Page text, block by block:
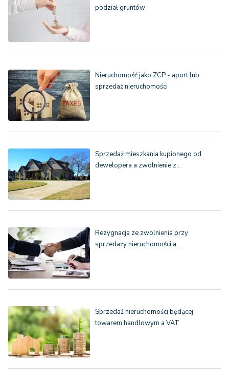
podział gruntów
Nieruchomość jako ZCP - aport lub
sprzedaż nieruchomości
Sprzedaż mieszkania kupionego od
dewelopera a zwolnienie z…
Rezygnacja ze zwolnienia przy
sprzedaży nieruchomości a…
Sprzedaż nieruchomości będącej
towarem handlowym a VAT